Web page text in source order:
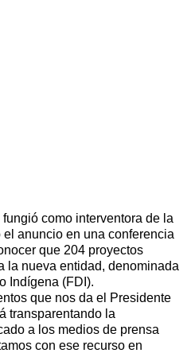
como interventora de la
anuncio en una conferencia
que 204 proyectos
la nueva entidad, denominada
Indígena (FDI).
que nos da el Presidente
transparentando la
a los medios de prensa
con ese recurso en